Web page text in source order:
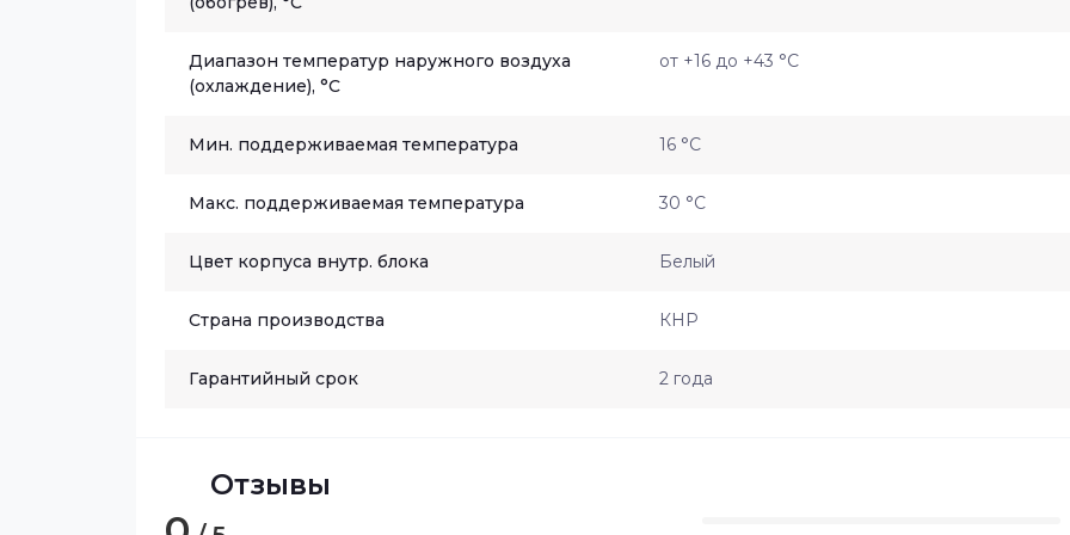
Диапазон температур наружного воздуха
(охлаждение), °C
от +16 до +43 °С
Мин. поддерживаемая температура 16 °С
Макс. поддерживаемая температура 30 °С
Цвет корпуса внутр. блока Белый
Страна производства КНР
Гарантийный срок 2 года
Отзывы